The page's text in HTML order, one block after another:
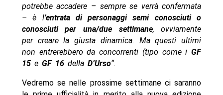
potrebbe accadere – sempre se verrà confermata
– è l’entrata di personaggi semi conosciuti o
conosciuti per una/due settimane, ovviamente
per creare la giusta dinamica. Ma questi ultimi
non entrerebbero da concorrenti (tipo come iGF
15e GF 16della D’Urso“.
Vedremo se nelle prossime settimane ci saranno